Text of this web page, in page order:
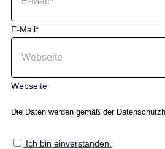
E-Mail*
Webseite
Die Daten werden gemäß der
Ich bin einverstanden.